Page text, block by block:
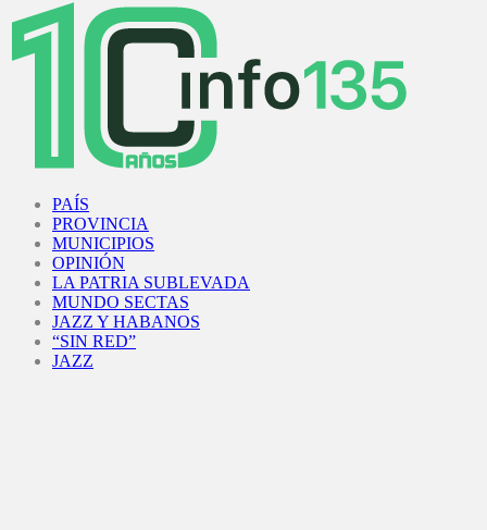
PAÍS
PROVINCIA
MUNICIPIOS
OPINIÓN
LA PATRIA SUBLEVADA
MUNDO SECTAS
JAZZ Y HABANOS
“SIN RED”
JAZZ